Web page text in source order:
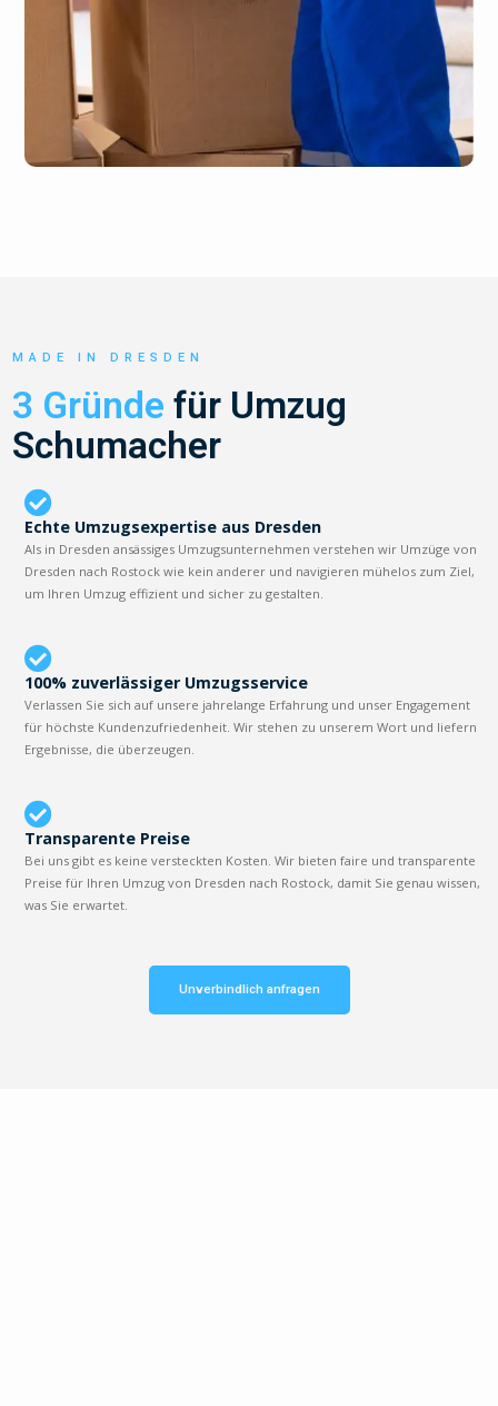
MADE IN DRESDEN
3 Gründe für Umzug
Schumacher
Echte Umzugsexpertise aus Dresden
Als in Dresden ansässiges Umzugsunternehmen verstehen wir Umzüge von
Dresden nach Rostock wie kein anderer und navigieren mühelos zum Ziel,
um Ihren Umzug effizient und sicher zu gestalten.
100% zuverlässiger Umzugsservice
Verlassen Sie sich auf unsere jahrelange Erfahrung und unser Engagement
für höchste Kundenzufriedenheit. Wir stehen zu unserem Wort und liefern
Ergebnisse, die überzeugen.
Transparente Preise
Bei uns gibt es keine versteckten Kosten. Wir bieten faire und transparente
Preise für Ihren Umzug von Dresden nach Rostock, damit Sie genau wissen,
was Sie erwartet.
Unverbindlich anfragen